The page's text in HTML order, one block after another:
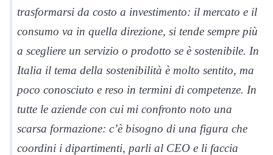
trasformarsi da costo a investimento: il mercato e il
consumo va in quella direzione, si tende sempre più
a scegliere un servizio o prodotto se è sostenibile. In
Italia il tema della sostenibilità è molto sentito, ma
poco conosciuto e reso in termini di competenze. In
tutte le aziende con cui mi confronto noto una
scarsa formazione: c’è bisogno di una figura che
coordini i dipartimenti, parli al CEO e li faccia